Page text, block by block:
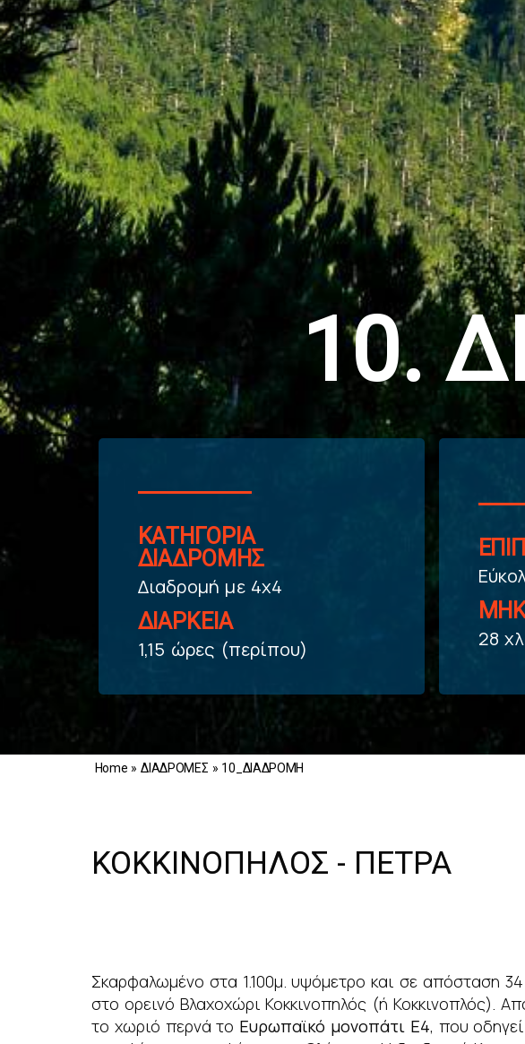
10.
ΚΑΤΗΓΟΡΙΑ
ΔΙΑΔΡΟΜΗΣ
Διαδρομή με 4x4
ΔΙΑΡΚΕΙΑ
1,15 ώρες (περίπου) 28
Home »ΔΙΑΔΡΟΜΕΣ » 10_ΔΙΑΔΡΟΜΗ
ΚΟΚΚΙΝΟΠΗΛΟΣ - ΠΕΤΡΑ
Σκαρφαλωμένο στα 1.100μ. υψόμετρο και σε απόσταση
στο ορεινό Βλαχοχώρι Κοκκινοπηλός (ή Κοκκινοπλός).
το χωριό περνά το Ευρωπαϊκό μονοπάτι Ε4, που